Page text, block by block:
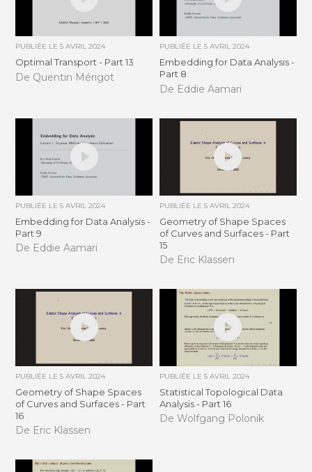
PUBLIÉE LE5 AVRIL 2024
Optimal Transport - Part 13
De Quentin Mérigot
PUBLIÉE LE 5 AVRIL 2024
Embedding for Data Analysis -
Part 8
De Eddie Aamari
PUBLIÉE LE5 AVRIL 2024
Embedding for Data Analysis -
Part 9
De Eddie Aamari
PUBLIÉE LE 5 AVRIL 2024
Geometry of Shape Spaces
of Curves and Surfaces - Part
15
De Eric Klassen
PUBLIÉE LE5 AVRIL 2024
Geometry of Shape Spaces
of Curves and Surfaces - Part
16
De Eric Klassen
PUBLIÉE LE 5 AVRIL 2024
Statistical Topological Data
Analysis - Part 16
De Wolfgang Polonik